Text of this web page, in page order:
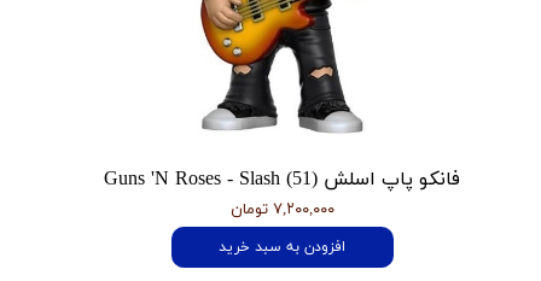
فانکو پاپ اسلش Guns 'N Roses - Slash (51)
۷,۲۰۰,۰۰۰ تومان
افزودن به سبد خرید